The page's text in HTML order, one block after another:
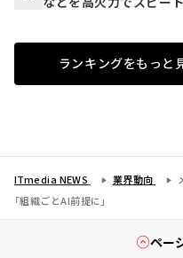
ランキングをもっと
ITmedia NEWS 業界動向
「組織ごとAI前提に」
ペー